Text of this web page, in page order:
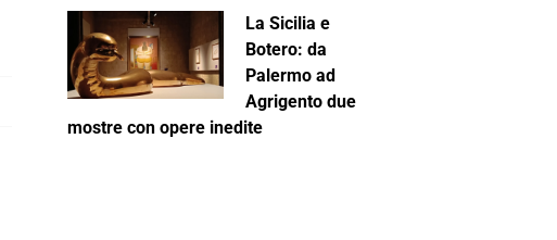
La Sicilia e
Botero: da
Palermo ad
Agrigento due
mostre con opere inedite